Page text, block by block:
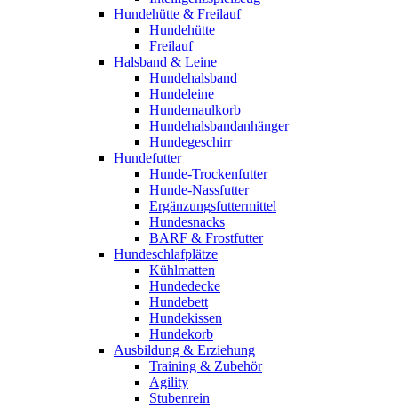
Hundehütte & Freilauf
Hundehütte
Freilauf
Halsband & Leine
Hundehalsband
Hundeleine
Hundemaulkorb
Hundehalsbandanhänger
Hundegeschirr
Hundefutter
Hunde-Trockenfutter
Hunde-Nassfutter
Ergänzungsfuttermittel
Hundesnacks
BARF & Frostfutter
Hundeschlafplätze
Kühlmatten
Hundedecke
Hundebett
Hundekissen
Hundekorb
Ausbildung & Erziehung
Training & Zubehör
Agility
Stubenrein